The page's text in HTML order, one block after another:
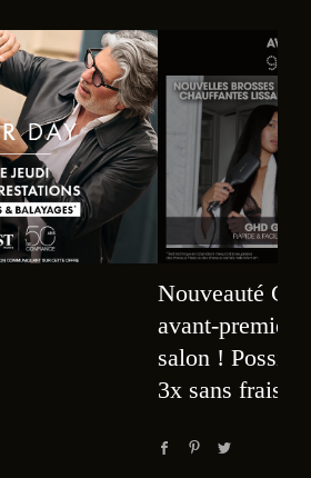
Nouveauté
avant-
salon !
3x sans frais